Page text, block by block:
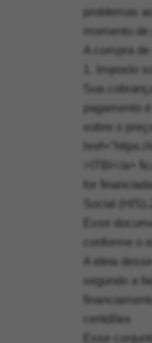
problemas
momento
A compra
1. Imposto
Sua
pagamento
sobre o
>ITBI</a>
for
Social
Esse
conforme o
A ideia
segundo a
certidões
Esse